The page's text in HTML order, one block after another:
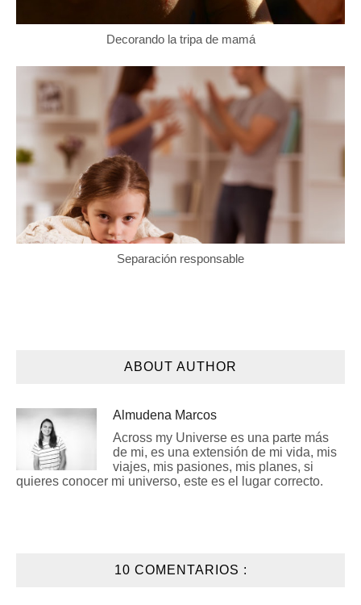
Decorando la tripa de mamá
Separación responsable
ABOUT AUTHOR
Almudena Marcos
Across my Universe es una parte más
de mi, es una extensión de mi vida, mis
viajes, mis pasiones, mis planes, si
quieres conocer mi universo, este es el lugar correcto.
10 COMENTARIOS :